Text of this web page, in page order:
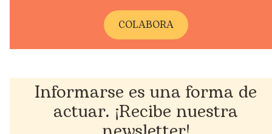
COLABORA
Informarse es una forma de
actuar. ¡Recibe nuestra